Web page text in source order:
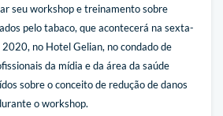
seu workshop e treinamento sobre
pelo tabaco, que acontecerá na sexta-
no Hotel Gelian, no condado de
da mídia e da área da saúde
sobre o conceito de redução de danos
o workshop.